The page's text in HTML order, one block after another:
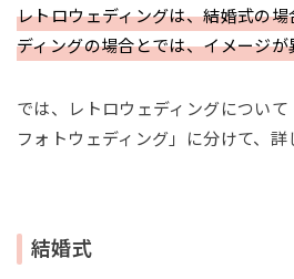
レトロウェディングは、結婚式の
ディングの場合とでは、イメージが
では、レトロウェディングについて
フォトウェディング」に分けて、詳
結婚式